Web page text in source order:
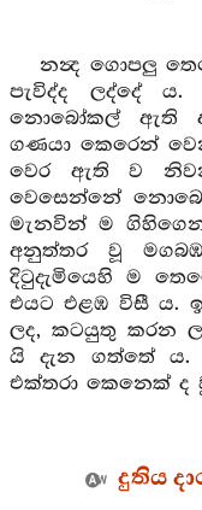
නන්‍ද ගොපලු
පැවිද්ද ලද්දේ
නොබෝකල් ඇති
ගණයා කෙරෙන්
වෙර ඇති ව
වෙසෙන්නේ
මැනවින් ම
අනුත්තර වූ
දිටුදැමියෙහි ම
එයට එළඹ විසී ය.
ලද, කටයුතු කරන
යි දැන ගත්තේ ය.
එක්තරා කෙනෙක් ද
දුතිය